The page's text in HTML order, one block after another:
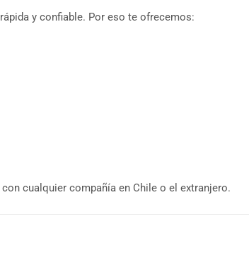
y confiable. Por eso te ofrecemos:
cualquier compañía en Chile o el extranjero.